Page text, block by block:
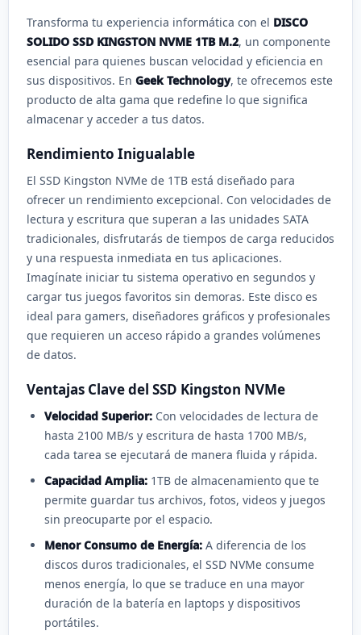
Transforma tu experiencia informática con el DISCO
SOLIDO SSD KINGSTON NVME 1TB M.2, un componente
esencial para quienes buscan velocidad y eficiencia en
sus dispositivos. En Geek Technology, te ofrecemos este
producto de alta gama que redefine lo que significa
almacenar y acceder a tus datos.
Rendimiento Inigualable
El SSD Kingston NVMe de 1TB está diseñado para
ofrecer un rendimiento excepcional. Con velocidades de
lectura y escritura que superan a las unidades SATA
tradicionales, disfrutarás de tiempos de carga reducidos
y una respuesta inmediata en tus aplicaciones.
Imagínate iniciar tu sistema operativo en segundos y
cargar tus juegos favoritos sin demoras. Este disco es
ideal para gamers, diseñadores gráficos y profesionales
que requieren un acceso rápido a grandes volúmenes
de datos.
Ventajas Clave del SSD Kingston NVMe
Velocidad Superior: Con velocidades de lectura de
hasta 2100 MB/s y escritura de hasta 1700 MB/s,
cada tarea se ejecutará de manera fluida y rápida.
Capacidad Amplia: 1TB de almacenamiento que te
permite guardar tus archivos, fotos, videos y juegos
sin preocuparte por el espacio.
Menor Consumo de Energía: A diferencia de los
discos duros tradicionales, el SSD NVMe consume
menos energía, lo que se traduce en una mayor
duración de la batería en laptops y dispositivos
portátiles.